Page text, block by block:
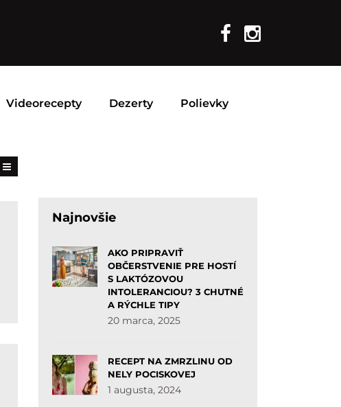
Videorecepty Dezerty Polievky
Najnovšie
AKO PRIPRAVIŤ
OBČERSTVENIE PRE HOSTÍ
S LAKTÓZOVOU
INTOLERANCIOU? 3 CHUTNÉ
A RÝCHLE TIPY
20 marca, 2025
RECEPT NA ZMRZLINU OD
NELY POCISKOVEJ
1 augusta, 2024